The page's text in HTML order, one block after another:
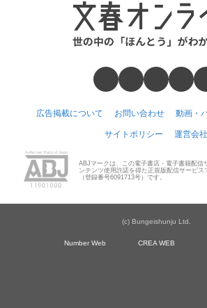
広告掲載について お問い合わせ 動画・
サイトポリシー 運営会社
ABJマークは、この電子書店・電子書籍配信
ンテンツ使用許諾を得た正規版配信サービス
（登録番号6091713号）です。
(c) Bungeishunju Ltd.
Number Web CREA WEB